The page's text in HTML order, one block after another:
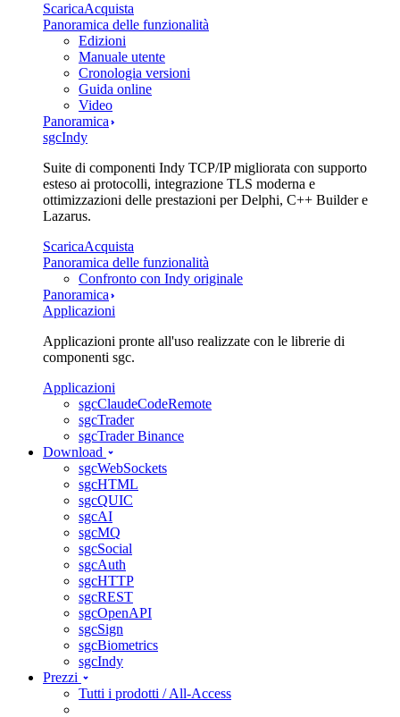
ScaricaAcquista
Panoramica delle funzionalità
Edizioni
Manuale utente
Cronologia versioni
Guida online
Video
Panoramica
sgcIndy
Suite di componenti Indy TCP/IP migliorata con supporto
esteso ai protocolli, integrazione TLS moderna e
ottimizzazioni delle prestazioni per Delphi, C++ Builder e
Lazarus.
ScaricaAcquista
Panoramica delle funzionalità
Confronto con Indy originale
Panoramica
Applicazioni
Applicazioni pronte all'uso realizzate con le librerie di
componenti sgc.
Applicazioni
sgcClaudeCodeRemote
sgcTrader
sgcTrader Binance
Download
sgcWebSockets
sgcHTML
sgcQUIC
sgcAI
sgcMQ
sgcSocial
sgcAuth
sgcHTTP
sgcREST
sgcOpenAPI
sgcSign
sgcBiometrics
sgcIndy
Prezzi
Tutti i prodotti / All-Access